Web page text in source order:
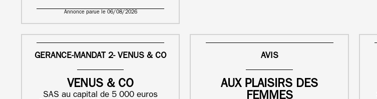
Annonce parue le 06/08/2026
GERANCE-MANDAT 2- VENUS & CO
VENUS & CO
SAS au capital de 5 000 euros
AVIS
AUX PLAISIRS DES